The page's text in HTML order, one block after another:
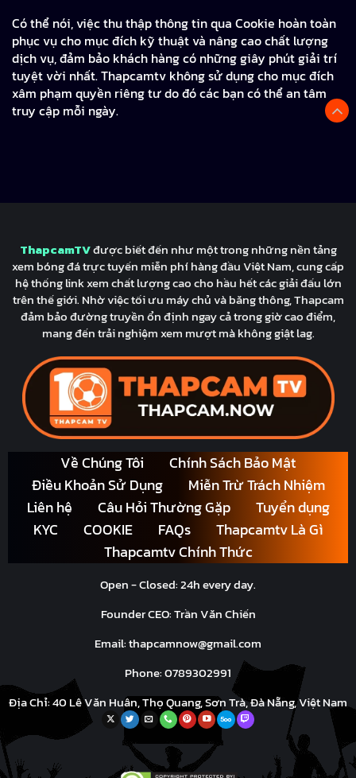
Có thể nói, việc thu thập thông tin qua Cookie hoàn toàn
phục vụ cho mục đích kỹ thuật và nâng cao chất lượng
dịch vụ, đảm bảo khách hàng có những giây phút giải trí
tuyệt vời nhất. Thapcamtv không sử dụng cho mục đích
xâm phạm quyền riêng tư do đó các bạn có thể an tâm
truy cập mỗi ngày.
ThapcamTVđược biết đến như một trong những nền tảng
xem bóng đá trực tuyến miễn phí hàng đầu Việt Nam, cung cấp
hệ thống link xem chất lượng cao cho hầu hết các giải đấu lớn
trên thế giới. Nhờ việc tối ưu máy chủ và băng thông, Thapcam
đảm bảo đường truyền ổn định ngay cả trong giờ cao điểm,
mang đến trải nghiệm xem mượt mà không giật lag.
Về Chúng Tôi
Chính Sách Bảo Mật
Điều Khoản Sử Dụng
Miễn Trừ Trách Nhiệm
Liên hệ
Câu Hỏi Thường Gặp
Tuyển dụng
KYC
COOKIE FAQs
Thapcamtv Là Gì
Thapcamtv Chính Thức
Open - Closed: 24h every day.
Founder CEO: Trần Văn Chiến
Email:thapcamnow@gmail.com
Phone: 0789302991
Địa Chỉ: 40 Lê Văn Huân, Thọ Quang, Sơn Trà, Đà Nẵng, Việt Nam